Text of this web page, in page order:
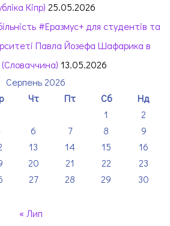
Кіпр) 25.05.2026
#Еразмус+ для студентів та
Павла Йозефа Шафарика в
13.05.2026
Серпень 2026
Чт Пт Сб
Нд
1
2
6 7 8
9
13 14 15
16
20 21 22
23
27 28 29
30
« Лип